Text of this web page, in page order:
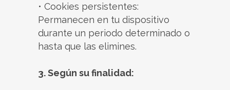
• Cookies persistentes:
Permanecen en tu dispositivo
durante un periodo determinado o
hasta que las elimines.
3. Según su finalidad: